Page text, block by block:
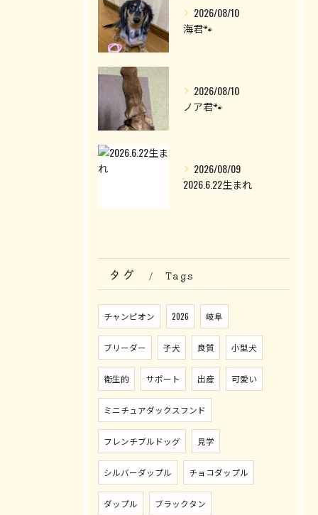
2026/08/10
海君🐾
2026/08/10
ノア君🐾
2026/08/09
2026.6.22生まれ
タグ Tags
チャンピオン 2026 岐阜
ブリーダー 子犬 良質 小型犬
衛生的 サポート 出産 可愛い
ミニチュアダックスフンド
フレンチブルドッグ 見学
シルバーダップル チョコダップル
ダップル ブラックタン